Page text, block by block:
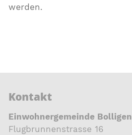
werden.
Kontakt
Einwohnergemeinde Bolligen
Flugbrunnenstrasse 16